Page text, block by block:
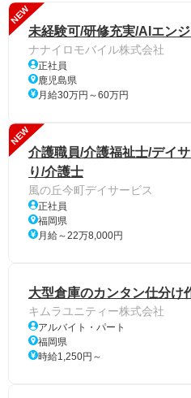
NEW
未経験可/研修充実/AIエン
ナナイロモバイル株式会社
正社員
鹿児島県
月給30万円～60万円
NEW
介護職員/介護福祉士/デイ
り/介護士
風の丘今町デイサービス
正社員
福岡県
月給～22万8,000円
大型倉庫のカンタン仕分け
キムラユニティー株式会社
アルバイト・パート
福岡県
時給1,250円～